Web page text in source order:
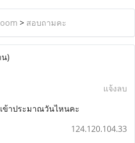
> สอบถามคะ
)
แจ้งลบ
ข้าประมาณวันไหนคะ
124.120.104.33